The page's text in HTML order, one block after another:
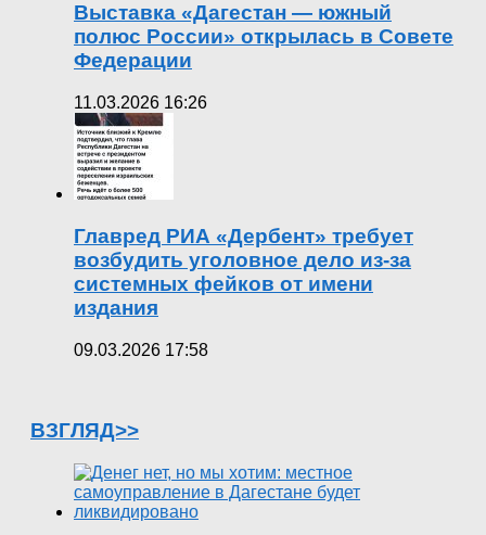
Выставка «Дагестан — южный
полюс России» открылась в Совете
Федерации
11.03.2026 16:26
Главред РИА «Дербент» требует
возбудить уголовное дело из-за
системных фейков от имени
издания
09.03.2026 17:58
ВЗГЛЯД>>